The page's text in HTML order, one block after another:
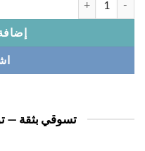
إضافة
اشترِ
تسوقي بثقة —